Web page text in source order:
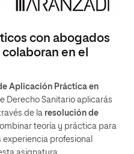
con abogados
en el
Aplicación Práctica en
Derecho Sanitario aplicarás
de la resolución de
teoría y práctica para
experiencia profesional